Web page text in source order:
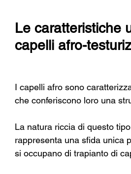
Le caratteristiche
capelli afro-
I capelli afro sono
che conferiscono loro una
La natura riccia di questo
rappresenta una sfida unica
si occupano di trapianto di